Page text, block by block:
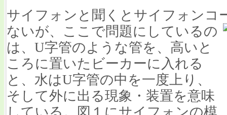
サイフォンと聞くとサイフォンコ
ないが、ここで問題にしているの
は、U字管のような管を、高いと
ころに置いたビーカーに入れる
と、水はU字管の中を一度上り、
そして外に出る現象・装置を意味
している。図１にサイフォンの模